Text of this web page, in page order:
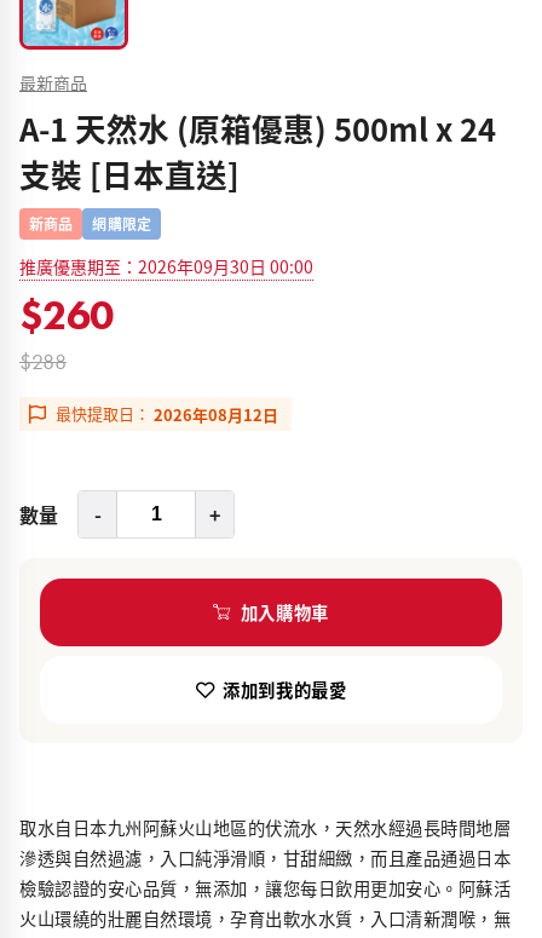
最新商品
A-1 天然水 (原箱優惠) 500ml x 24
支裝 [日本直送]
新商品 網購限定
推廣優惠期至：2026年09月30日 00:00
$260
$288
最快提取日： 2026年08月12日
數量 - +
加入購物車
添加到我的最愛
取水自日本九州阿蘇火山地區的伏流水，天然水經過長時間地層
滲透與自然過濾，入口純淨滑順，甘甜細緻，而且產品通過日本
檢驗認證的安心品質，無添加，讓您每日飲用更加安心。阿蘇活
火山環繞的壯麗自然環境，孕育出軟水水質，入口清新潤喉，無